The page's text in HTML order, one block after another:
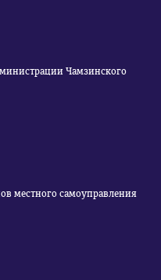
Чамзинского
местного самоуправления